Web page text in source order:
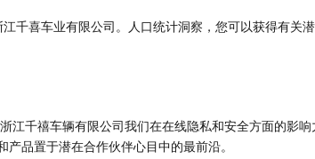
千喜车业有限公司。人口统计洞察，您可以获得有
江千禧车辆有限公司我们在在线隐私和安全方面的影
品置于潜在合作伙伴心目中的最前沿。